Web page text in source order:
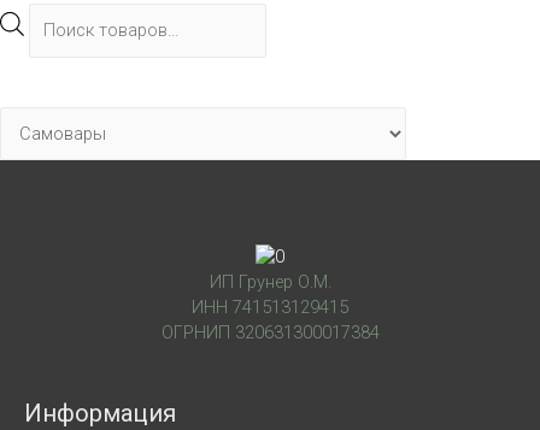
товаров
ИП Грунер О.М.
ИНН 741513129415
ОГРНИП 320631300017384
Информация